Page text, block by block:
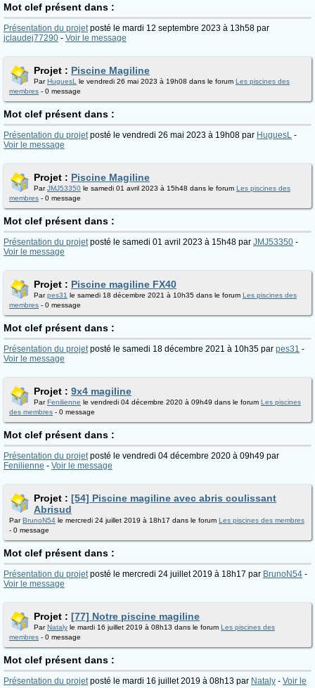
Mot clef présent dans :
Présentation du projetposté le mardi 12 septembre 2023 à 13h58 par
jclaudej77290 - Voir le message
Projet : Piscine Magiline
ParHuguesL le vendredi 26 mai 2023 à 19h08 dans le forum Les piscines des
membres - 0 message
Mot clef présent dans :
Présentation du projetposté le vendredi 26 mai 2023 à 19h08 par HuguesL -
Voir le message
Projet : Piscine Magiline
ParJMJ53350 le samedi 01 avril 2023 à 15h48 dans le forum Les piscines des
membres - 0 message
Mot clef présent dans :
Présentation du projetposté le samedi 01 avril 2023 à 15h48 par JMJ53350 -
Voir le message
Projet : Piscine magiline FX40
Parpes31 le samedi 18 décembre 2021 à 10h35 dans le forum Les piscines des
membres - 0 message
Mot clef présent dans :
Présentation du projetposté le samedi 18 décembre 2021 à 10h35 par pes31 -
Voir le message
Projet : 9x4 magiline
ParFenilienne le vendredi 04 décembre 2020 à 09h49 dans le forum Les piscines
des membres - 0 message
Mot clef présent dans :
Présentation du projetposté le vendredi 04 décembre 2020 à 09h49 par
Fenilienne - Voir le message
Projet : [54] Piscine magiline avec abris coulissant
Abrisud
ParBrunoN54 le mercredi 24 juillet 2019 à 18h17 dans le forum Les piscines des membres
- 0 message
Mot clef présent dans :
Présentation du projetposté le mercredi 24 juillet 2019 à 18h17 par BrunoN54 -
Voir le message
Projet : [77] Notre piscine magiline
ParNataly le mardi 16 juillet 2019 à 08h13 dans le forum Les piscines des
membres - 0 message
Mot clef présent dans :
Présentation du projetposté le mardi 16 juillet 2019 à 08h13 par Nataly - Voir le